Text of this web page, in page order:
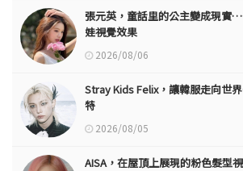
張元英，童話里的公主變成現實
娃視覺效果
2026/08/06
Stray Kids Felix，讓韓服走向
特
2026/08/05
AISA，在屋頂上展現的粉色髮型